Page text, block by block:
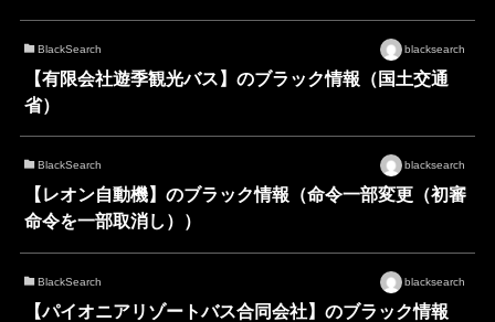
BlackSearch blacksearch
【有限会社遊季観光バス】のブラック情報（国土交通
省）
BlackSearch blacksearch
【レオン自動機】のブラック情報（命令一部変更（初審
命令を一部取消し））
BlackSearch blacksearch
【パイオニアリゾートバス合同会社】のブラック情報